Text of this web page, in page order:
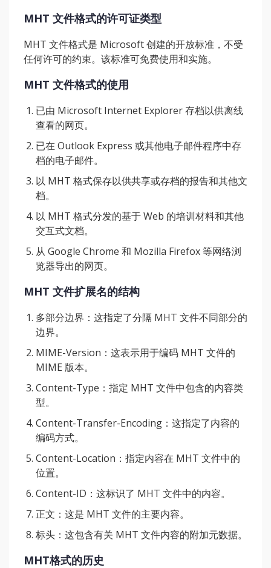
MHT 文件格式的许可证类型
MHT 文件格式是 Microsoft 创建的开放标准，不受
任何许可的约束。该标准可免费使用和实施。
MHT 文件格式的使用
已由 Microsoft Internet Explorer 存档以供离线
查看的网页。
已在 Outlook Express 或其他电子邮件程序中存
档的电子邮件。
以 MHT 格式保存以供共享或存档的报告和其他文
档。
以 MHT 格式分发的基于 Web 的培训材料和其他
交互式文档。
从 Google Chrome 和 Mozilla Firefox 等网络浏
览器导出的网页。
MHT 文件扩展名的结构
多部分边界：这指定了分隔 MHT 文件不同部分的
边界。
MIME-Version：这表示用于编码 MHT 文件的
MIME 版本。
Content-Type：指定 MHT 文件中包含的内容类
型。
Content-Transfer-Encoding：这指定了内容的
编码方式。
Content-Location：指定内容在 MHT 文件中的
位置。
Content-ID：这标识了 MHT 文件中的内容。
正文：这是 MHT 文件的主要内容。
标头：这包含有关 MHT 文件内容的附加元数据。
MHT格式的历史